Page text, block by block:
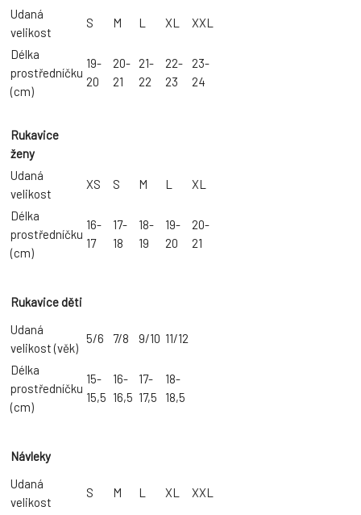
Udaná
velikost
S M L XL XXL
Délka
prostředníčku
(cm)
19-
20
20-
21
21-
22
22-
23
23-
24
Rukavice
ženy
Udaná
velikost
XS S M L XL
Délka
prostředníčku
(cm)
16-
17
17-
18
18-
19
19-
20
20-
21
Rukavice děti
Udaná
velikost (věk)
5/6 7/8 9/10 11/12
Délka
prostředníčku
(cm)
15-
15,5
16-
16,5
17-
17,5
18-
18,5
Návleky
Udaná
velikost
S M L XL XXL